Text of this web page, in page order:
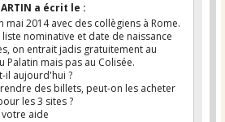
a écrit le :
mai 2014 avec des collègiens à Rome.
liste nominative et date de naissance
on entrait jadis gratuitement au
Palatin mais pas au Colisée.
il aujourd'hui ?
des billets, peut-on les acheter
les 3 sites ?
aide